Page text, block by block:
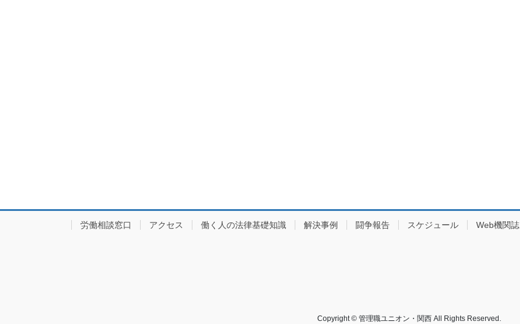
労働相談窓口 アクセス 働く人の法律基礎知識 解決事例 闘争報告 スケジュール Web機関誌
Copyright © 管理職ユニオン・関西 All Rights Reserved.